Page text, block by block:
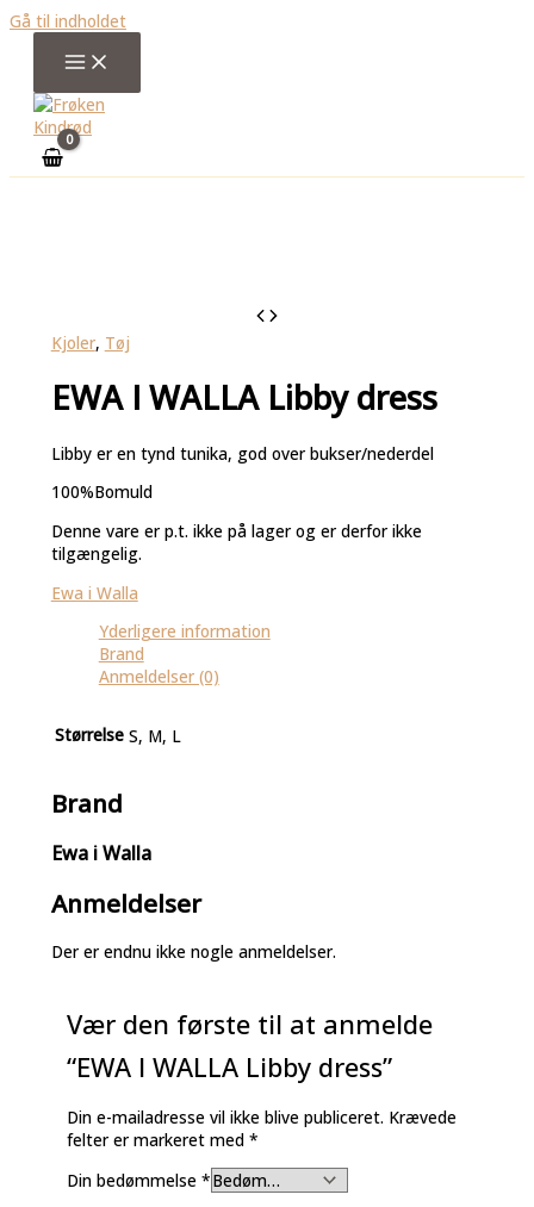
Gå til indholdet
Kjoler, Tøj
EWA I WALLA Libby dress
Libby er en tynd tunika, god over bukser/nederdel
100%Bomuld
Denne vare er p.t. ikke på lager og er derfor ikke
tilgængelig.
Ewa i Walla
Yderligere information
Brand
Anmeldelser (0)
Størrelse S, M, L
Brand
Ewa i Walla
Anmeldelser
Der er endnu ikke nogle anmeldelser.
Vær den første til at anmelde
“EWA I WALLA Libby dress”
Din e-mailadresse vil ikke blive publiceret. Krævede
felter er markeret med*
Din bedømmelse*